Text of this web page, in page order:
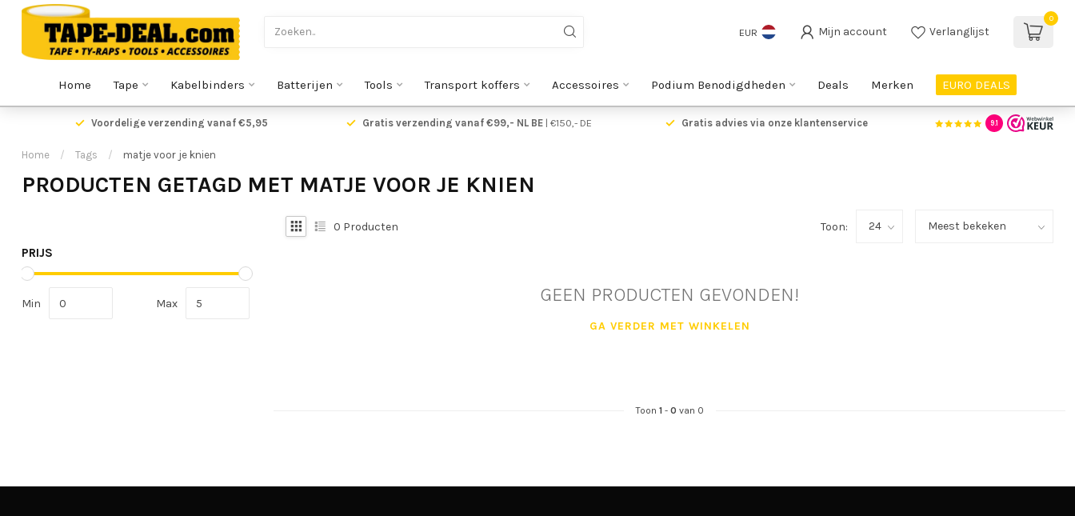
EUR Mijn account Verlanglijst
0
Home Tape Kabelbinders Batterijen Tools Transport koffers Accessoires Podium Benodigdheden Deals Merken EURO DEALS
Voordelige verzending vanaf €5,95 Gratis verzending vanaf €99,- NL BE| €150,- DE Gratis advies via onze klantenservice 9.1
Home / Tags / matje voor je knien
PRODUCTEN GETAGD MET MATJE VOOR JE KNIEN
PRIJS
Min Max
0 Producten Toon:
GEEN PRODUCTEN GEVONDEN!
GA VERDER MET WINKELEN
Toon 1- 0 van 0